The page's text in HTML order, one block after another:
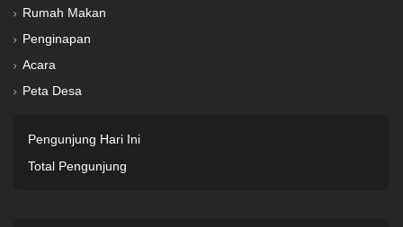
Rumah Makan
Penginapan
Acara
Peta Desa
Pengunjung Hari Ini
Total Pengunjung